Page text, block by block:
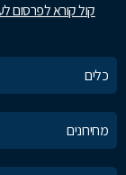
קול קורא לפרסום
כלים
מחירונים